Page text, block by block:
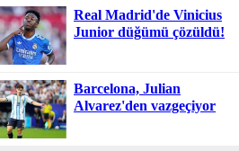
Real Madrid'de Vinicius
Junior düğümü çözüldü!
Barcelona, Julian
Alvarez'den vazgeçiyor